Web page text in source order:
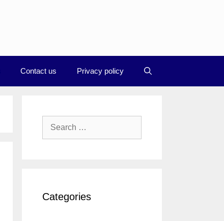
Contact us Privacy policy
Search
Categories